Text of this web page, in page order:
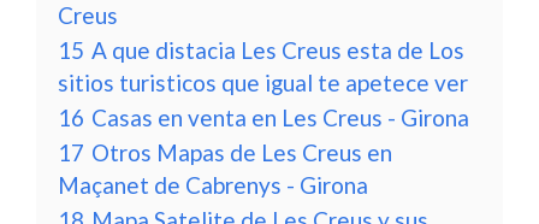
Creus
15 A que distacia Les Creus esta de Los
sitios turisticos que igual te apetece ver
16 Casas en venta en Les Creus - Girona
17 Otros Mapas de Les Creus en
Maçanet de Cabrenys - Girona